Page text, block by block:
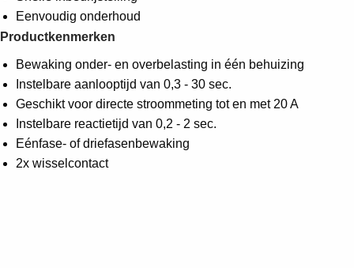
Eenvoudig onderhoud
Productkenmerken
Bewaking onder- en overbelasting in één behuizing
Instelbare aanlooptijd van 0,3 - 30 sec.
Geschikt voor directe stroommeting tot en met 20 A
Instelbare reactietijd van 0,2 - 2 sec.
Eénfase- of driefasenbewaking
2x wisselcontact